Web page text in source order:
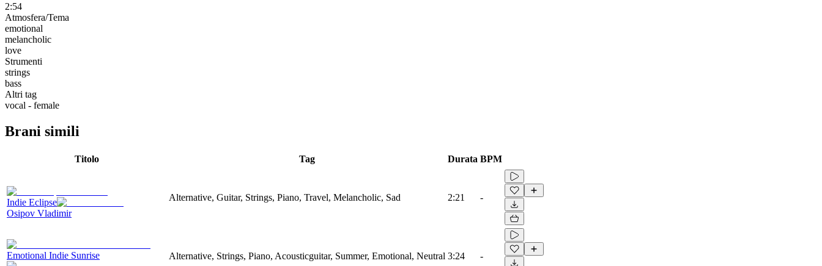
2:54
Atmosfera/Tema
emotional
melancholic
love
Strumenti
strings
bass
Altri tag
vocal - female
Brani simili
Titolo Tag Durata BPM
Indie Eclipse
Osipov Vladimir
Alternative, Guitar, Strings, Piano, Travel, Melancholic, Sad 2:21 -
Emotional Indie Sunrise Alternative, Strings, Piano, Acousticguitar, Summer, Emotional, Neutral 3:24 -